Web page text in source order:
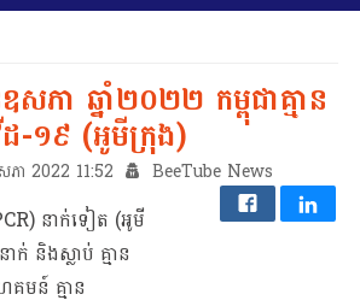
សភា​ ឆ្នាំ២០២២ កម្ពុជាគ្មាន
-១៩ (អូមីក្រុង)
ភា 2022 11:52 BeeTube News
នាក់ទៀត (អូមី
និងស្លាប់​ គ្មាន
មន៍ គ្មាន